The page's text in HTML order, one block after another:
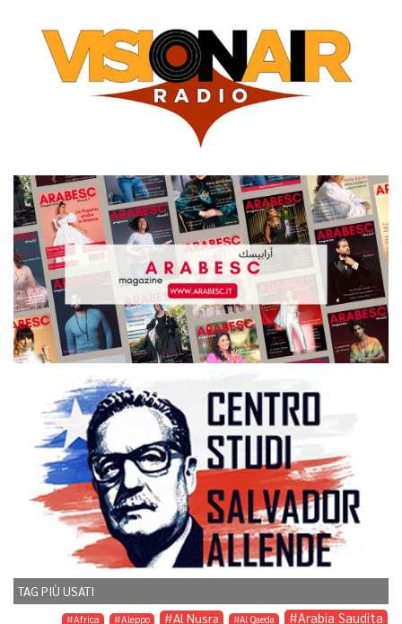
TAG PIÙ USATI
Africa Aleppo Al Nusra Al Qaeda Arabia Saudita